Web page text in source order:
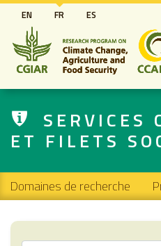
au
EN FR ES
SERVICES
ET FILETS
Main navigation
Domaines de recherche